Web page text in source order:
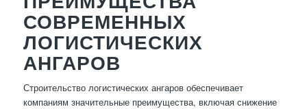
СОВРЕМЕННЫХ
ЛОГИСТИЧЕСКИХ
АНГАРОВ
Строительство логистических ангаров обеспечивает
компаниям значительные преимущества, включая снижение